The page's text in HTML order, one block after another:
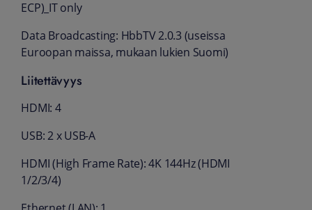
ECP)_IT only
Data Broadcasting: HbbTV 2.0.3 (useissa
Euroopan maissa, mukaan lukien Suomi)
Liitettävyys
HDMI: 4
USB: 2 x USB-A
HDMI (High Frame Rate): 4K 144Hz (HDMI
1/2/3/4)